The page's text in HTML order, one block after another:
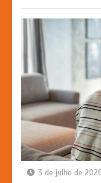
k
3 de julho de